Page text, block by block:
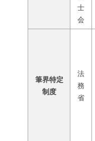
士
会
筆界特定
制度
法
務
省